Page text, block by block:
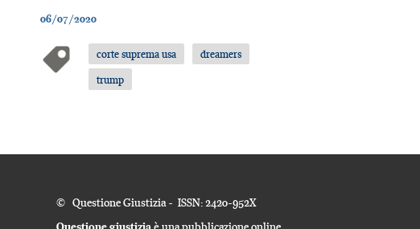
06/07/2020
corte suprema usa
dreamers
trump
© Questione Giustizia - ISSN: 2420-952X